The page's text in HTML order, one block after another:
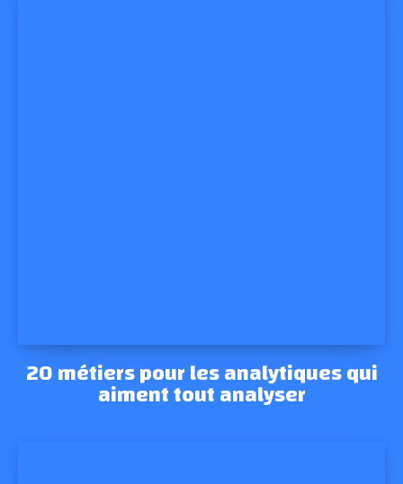
20 métiers pour les analytiques qui
aiment tout analyser